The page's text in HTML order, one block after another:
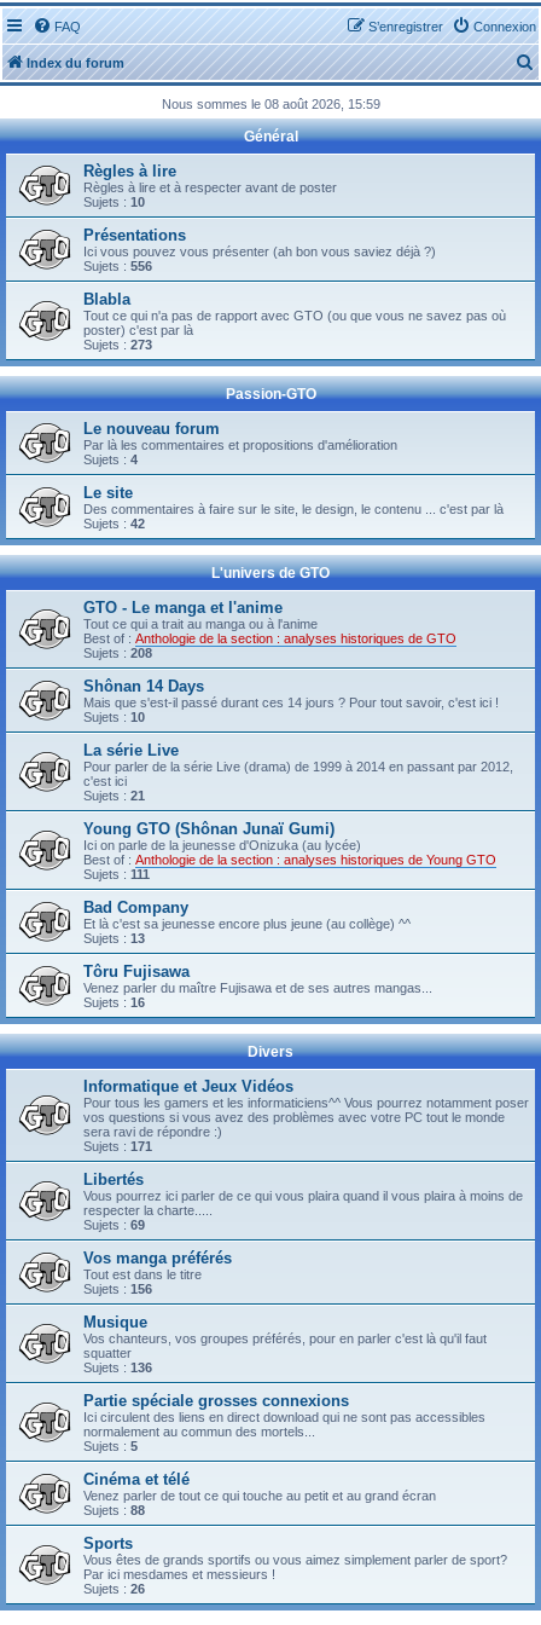
FAQ Connexion
S’enregistrer
Index du forum
e
c
Nous sommes le 08 août 2026, 15:59
Général
Règles à lire
Règles à lire et à respecter avant de poster
Sujets : 10
Présentations
Ici vous pouvez vous présenter (ah bon vous saviez déjà ?)
Sujets : 556
Blabla
Tout ce qui n'a pas de rapport avec GTO (ou que vous ne savez pas où
poster) c'est par là
Sujets : 273
Passion-GTO
Le nouveau forum
Par là les commentaires et propositions d'amélioration
Sujets : 4
Le site
Des commentaires à faire sur le site, le design, le contenu ... c'est par là
Sujets : 42
L'univers de GTO
GTO - Le manga et l'anime
Tout ce qui a trait au manga ou à l'anime
Best of : Anthologie de la section : analyses historiques de GTO
Sujets : 208
Shônan 14 Days
Mais que s'est-il passé durant ces 14 jours ? Pour tout savoir, c'est ici !
Sujets : 10
La série Live
Pour parler de la série Live (drama) de 1999 à 2014 en passant par 2012,
c'est ici
Sujets : 21
Young GTO (Shônan Junaï Gumi)
Ici on parle de la jeunesse d'Onizuka (au lycée)
Best of : Anthologie de la section : analyses historiques de Young GTO
Sujets : 111
Bad Company
Et là c'est sa jeunesse encore plus jeune (au collège) ^^
Sujets : 13
Tôru Fujisawa
Venez parler du maître Fujisawa et de ses autres mangas...
Sujets : 16
Divers
Informatique et Jeux Vidéos
Pour tous les gamers et les informaticiens^^ Vous pourrez notamment poser
vos questions si vous avez des problèmes avec votre PC tout le monde
sera ravi de répondre :)
Sujets : 171
Libertés
Vous pourrez ici parler de ce qui vous plaira quand il vous plaira à moins de
respecter la charte.....
Sujets : 69
Vos manga préférés
Tout est dans le titre
Sujets : 156
Musique
Vos chanteurs, vos groupes préférés, pour en parler c'est là qu'il faut
squatter
Sujets : 136
Partie spéciale grosses connexions
Ici circulent des liens en direct download qui ne sont pas accessibles
normalement au commun des mortels...
Sujets : 5
Cinéma et télé
Venez parler de tout ce qui touche au petit et au grand écran
Sujets : 88
Sports
Vous êtes de grands sportifs ou vous aimez simplement parler de sport?
Par ici mesdames et messieurs !
Sujets : 26